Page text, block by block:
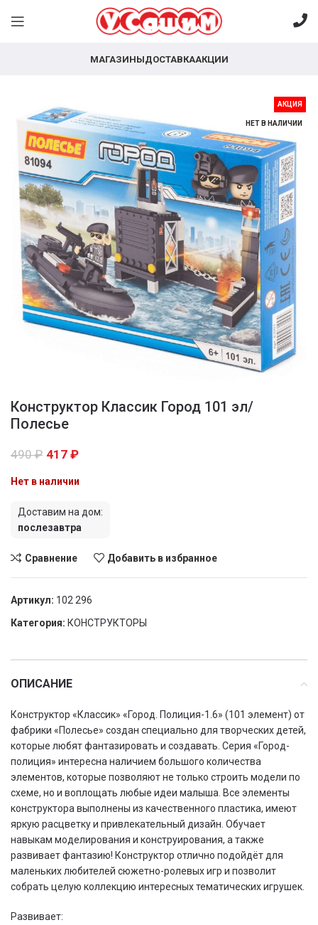
МАГАЗИНЫДОСТАВКААКЦИИ
АКЦИЯ
НЕТ В НАЛИЧИИ
Конструктор Классик Город 101 эл/
Полесье
490₽ 417 ₽
Нет в наличии
Доставим на дом:
послезавтра
Сравнение Добавить в избранное
Артикул: 102 296
Категория: КОНСТРУКТОРЫ
ОПИСАНИЕ
Конструктор «Классик» «Город. Полиция-1.6» (101 элемент) от
фабрики «Полесье» создан специально для творческих детей,
которые любят фантазировать и создавать. Серия «Город-
полиция» интересна наличием большого количества
элементов, которые позволяют не только строить модели по
схеме, но и воплощать любые идеи малыша. Все элементы
конструктора выполнены из качественного пластика, имеют
яркую расцветку и привлекательный дизайн. Обучает
навыкам моделирования и конструирования, а также
развивает фантазию! Конструктор отлично подойдёт для
маленьких любителей сюжетно-ролевых игр и позволит
собрать целую коллекцию интересных тематических игрушек.
Развивает: